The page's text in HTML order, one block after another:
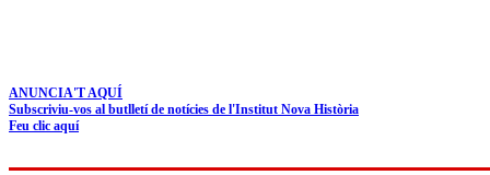
ANUNCIA'T AQUÍ
Subscriviu-vos al butlletí de notícies de l'Institut Nova Història
Feu clic aquí